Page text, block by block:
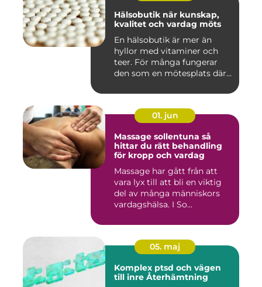
Hälsobutik när kunskap,
kvalitet och vardag möts
En hälsobutik är mer än
hyllor med vitaminer och
teer. För många fungerar
den som en mötesplats där
01. jun
Massage sollentuna så
hittar du rätt behandling
för kropp och vardag
Massage har gått från att
vara lyx till att bli en viktig
del av många människors
vardagshälsa. I So...
05. maj
Komplex ptsd och vägen
till inre Återhämtning